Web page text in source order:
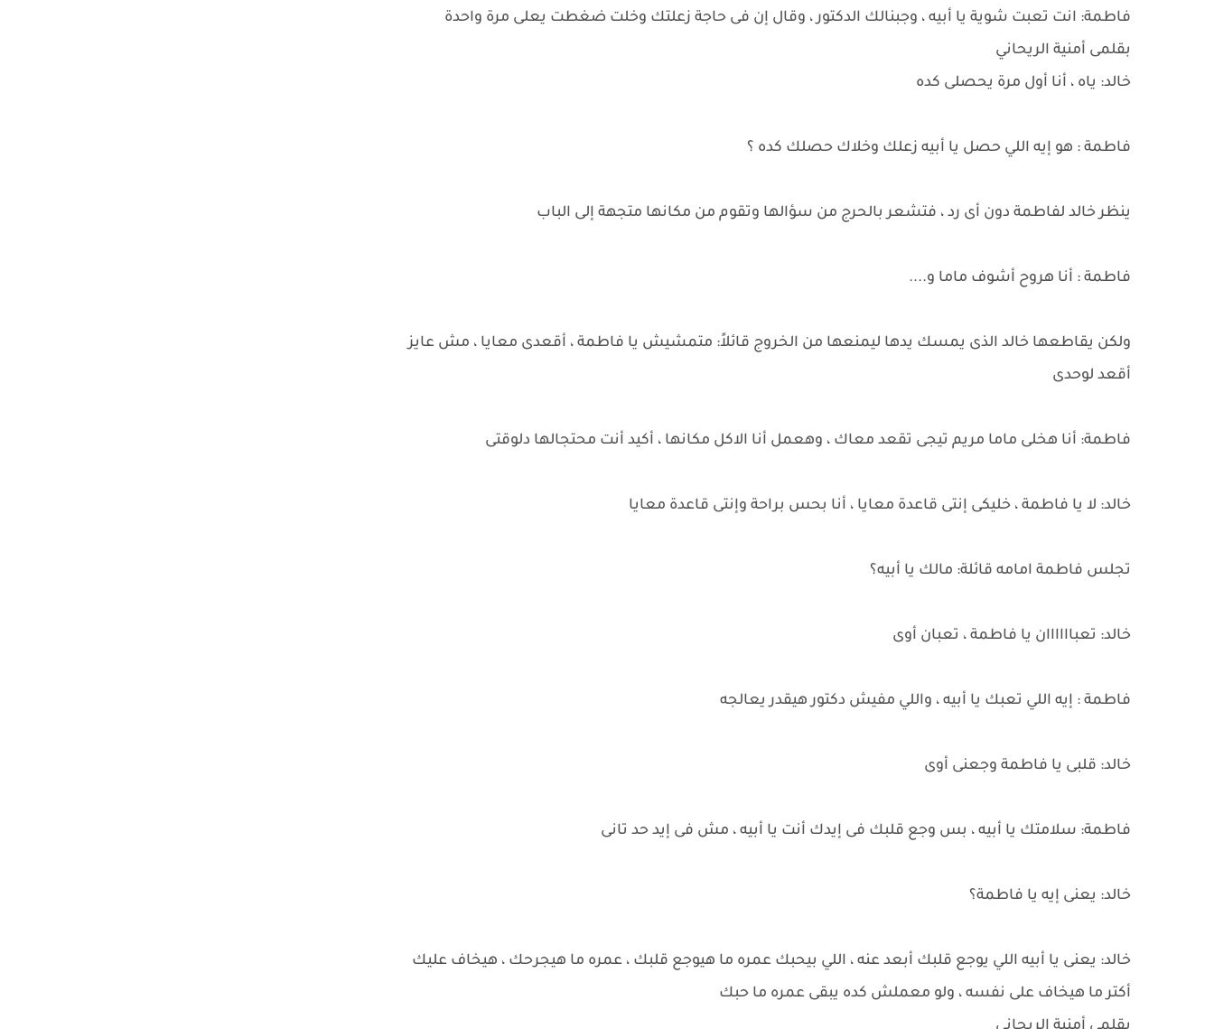
فاطمة: انت تعبت شوية يا أبيه ، وجبنالك الدكتور ، وقال إن فى حاجة زعلتك وخلت ضغطت يعلى مرة واحدة
بقلمى أمنية الريحاني
خالد: ياه ، أنا أول مرة يحصلى كده
فاطمة : هو إيه اللي حصل يا أبيه زعلك وخلاك حصلك كده ؟
ينظر خالد لفاطمة دون أى رد ، فتشعر بالحرج من سؤالها وتقوم من مكانها متجهة إلى الباب
فاطمة : أنا هروح أشوف ماما و....
ولكن يقاطعها خالد الذى يمسك يدها ليمنعها من الخروج قائلاً: متمشيش يا فاطمة ، أقعدى معايا ، مش عايز
أقعد لوحدى
فاطمة: أنا هخلى ماما مريم تيجى تقعد معاك ، وهعمل أنا الاكل مكانها ، أكيد أنت محتجالها دلوقتى
خالد: لا يا فاطمة ، خليكى إنتى قاعدة معايا ، أنا بحس براحة وإنتى قاعدة معايا
تجلس فاطمة امامه قائلة: مالك يا أبيه؟
خالد: تعباااااان يا فاطمة ، تعبان أوى
فاطمة : إيه اللي تعبك يا أبيه ، واللي مفيش دكتور هيقدر يعالجه
خالد: قلبى يا فاطمة وجعنى أوى
فاطمة: سلامتك يا أبيه ، بس وجع قلبك فى إيدك أنت يا أبيه ، مش فى إيد حد تانى
خالد: يعنى إيه يا فاطمة؟
خالد: يعنى يا أبيه اللي يوجع قلبك أبعد عنه ، اللي بيحبك عمره ما هيوجع قلبك ، عمره ما هيجرحك ، هيخاف عليك
أكتر ما هيخاف على نفسه ، ولو معملش كده يبقى عمره ما حبك